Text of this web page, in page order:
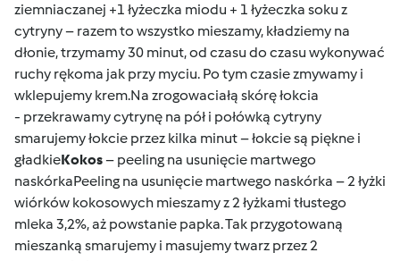
ziemniaczanej +1 łyżeczka miodu + 1 łyżeczka soku z
cytryny – razem to wszystko mieszamy, kładziemy na
dłonie, trzymamy 30 minut, od czasu do czasu wykonywać
ruchy rękoma jak przy myciu. Po tym czasie zmywamy i
wklepujemy krem.Na zrogowaciałą skórę łokcia
- przekrawamy cytrynę na pół i połówką cytryny
smarujemy łokcie przez kilka minut – łokcie są piękne i
gładkieKokos– peeling na usunięcie martwego
naskórkaPeeling na usunięcie martwego naskórka – 2 łyżki
wiórków kokosowych mieszamy z 2 łyżkami tłustego
mleka 3,2%, aż powstanie papka. Tak przygotowaną
mieszanką smarujemy i masujemy twarz przez 2